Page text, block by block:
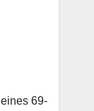
69-